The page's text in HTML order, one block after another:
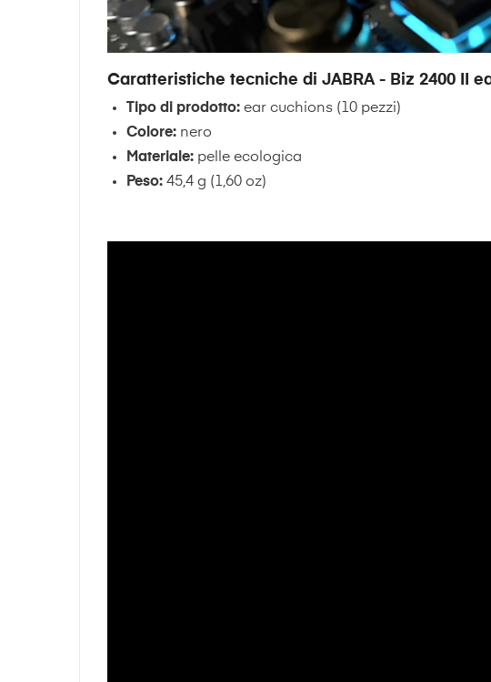
Caratteristiche tecniche di JABRA - Biz 2400 II
Tipo di prodotto:ear cuchions (10 pezzi)
Colore: nero
Materiale: pelle ecologica
Peso:45,4 g (1,60 oz)